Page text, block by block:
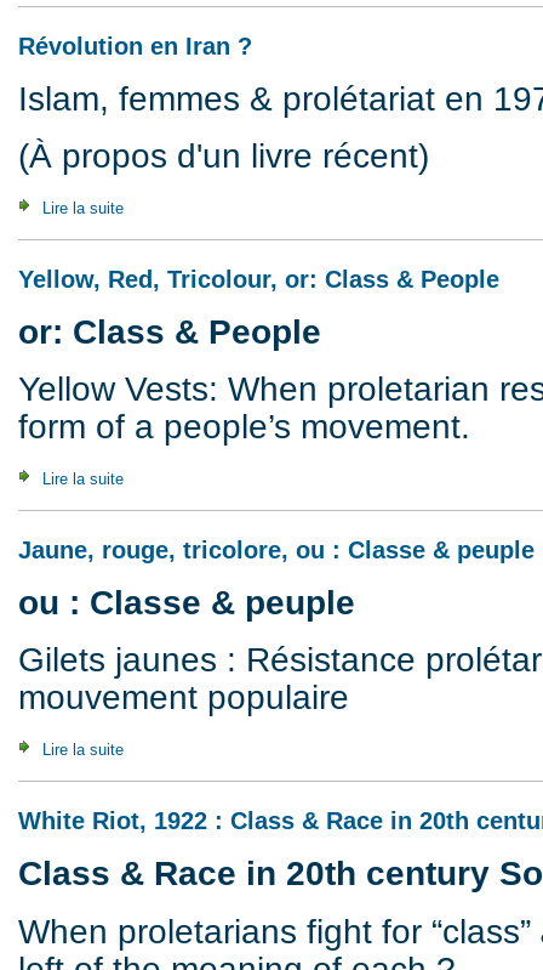
Révolution en Iran ?
Islam, femmes & prolétariat en
(À propos d'un livre récent)
Lire la suite
Yellow, Red, Tricolour, or: Class & People
or: Class & People
Yellow Vests: When proletarian
form of a people’s movement.
Lire la suite
Jaune, rouge, tricolore, ou : Classe & peuple
ou : Classe & peuple
Gilets jaunes : Résistance
mouvement populaire
Lire la suite
White Riot, 1922 : Class & Race in 20th
Class & Race in 20th century
When proletarians fight for “class”